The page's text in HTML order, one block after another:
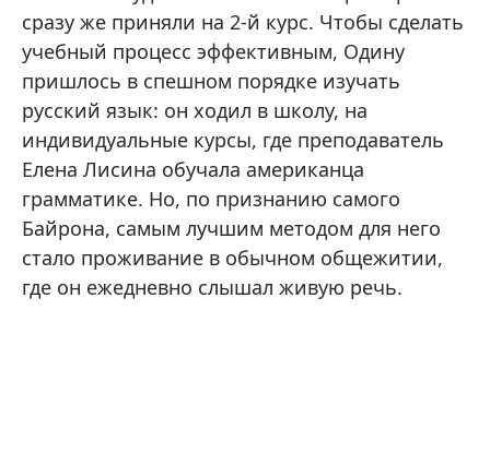
сразу же приняли на 2-й курс. Чтобы сделать
учебный процесс эффективным, Одину
пришлось в спешном порядке изучать
русский язык: он ходил в школу, на
индивидуальные курсы, где преподаватель
Елена Лисина обучала американца
грамматике. Но, по признанию самого
Байрона, самым лучшим методом для него
стало проживание в обычном общежитии,
где он ежедневно слышал живую речь.